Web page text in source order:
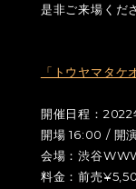
是非ご来場くだ
「トウヤマタケ
開催日程：2022
開場 16:00 / 開
会場：渋谷
料金：前売